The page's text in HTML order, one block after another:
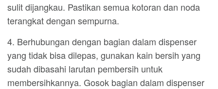
sulit dijangkau. Pastikan semua kotoran dan noda
terangkat dengan sempurna.
4. Berhubungan dengan bagian dalam dispenser
yang tidak bisa dilepas, gunakan kain bersih yang
sudah dibasahi larutan pembersih untuk
membersihkannya. Gosok bagian dalam dispenser